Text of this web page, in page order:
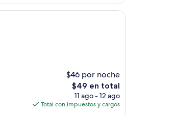
de
$46 por noche
El
precio
actual
$49 en total
11 ago - 12 ago
Total con impuestos y cargos